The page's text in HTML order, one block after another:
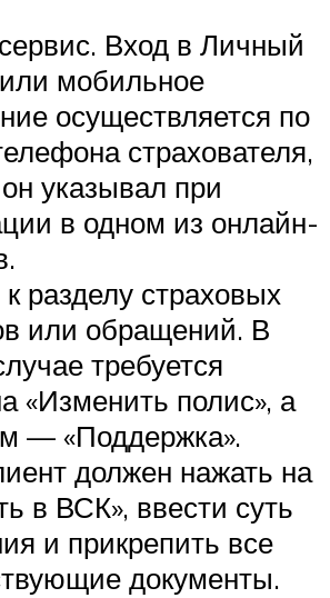
Вход в Личный
мобильное
осуществляется по
страхователя,
указывал при
в одном из онлайн-
разделу страховых
или обращений. В
требуется
«Изменить полис», а
— «Поддержка».
должен нажать на
в ВСК», ввести суть
и прикрепить все
документы.